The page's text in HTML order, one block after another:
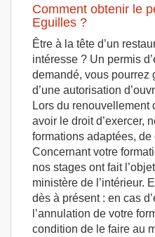
Comment obtenir le
Eguilles ?
Être à la tête d’un
intéresse ? Un permis
demandé, vous pourrez
d’une autorisation
Lors du renouvellement
avoir le droit d’exercer,
formations adaptées, de
Concernant votre
nos stages ont fait
ministère de l’intérieur.
dès à présent : en cas
l’annulation de votre
condition de le faire au